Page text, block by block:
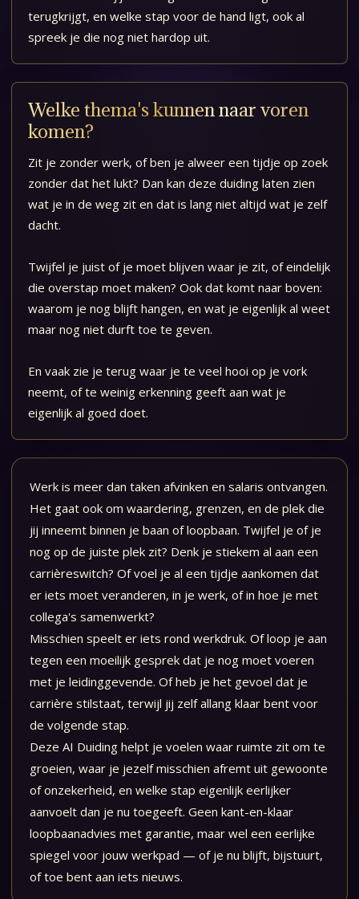
terugkrijgt, en welke stap voor de hand ligt, ook al
spreek je die nog niet hardop uit.
Welke thema's kunnen naar voren
komen?
Zit je zonder werk, of ben je alweer een tijdje op zoek
zonder dat het lukt? Dan kan deze duiding laten zien
wat je in de weg zit en dat is lang niet altijd wat je zelf
dacht.
Twijfel je juist of je moet blijven waar je zit, of eindelijk
die overstap moet maken? Ook dat komt naar boven:
waarom je nog blijft hangen, en wat je eigenlijk al weet
maar nog niet durft toe te geven.
En vaak zie je terug waar je te veel hooi op je vork
neemt, of te weinig erkenning geeft aan wat je
eigenlijk al goed doet.
Werk is meer dan taken afvinken en salaris ontvangen.
Het gaat ook om waardering, grenzen, en de plek die
jij inneemt binnen je baan of loopbaan. Twijfel je of je
nog op de juiste plek zit? Denk je stiekem al aan een
carrièreswitch? Of voel je al een tijdje aankomen dat
er iets moet veranderen, in je werk, of in hoe je met
collega's samenwerkt?
Misschien speelt er iets rond werkdruk. Of loop je aan
tegen een moeilijk gesprek dat je nog moet voeren
met je leidinggevende. Of heb je het gevoel dat je
carrière stilstaat, terwijl jij zelf allang klaar bent voor
de volgende stap.
Deze AI Duiding helpt je voelen waar ruimte zit om te
groeien, waar je jezelf misschien afremt uit gewoonte
of onzekerheid, en welke stap eigenlijk eerlijker
aanvoelt dan je nu toegeeft. Geen kant-en-klaar
loopbaanadvies met garantie, maar wel een eerlijke
spiegel voor jouw werkpad — of je nu blijft, bijstuurt,
of toe bent aan iets nieuws.